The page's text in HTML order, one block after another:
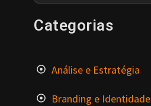
Categorias
Análise e Estratégia
Branding e Identidade